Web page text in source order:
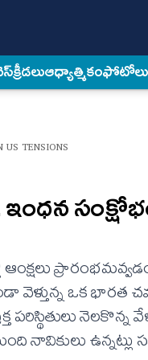
క్రీడలుఆధ్యాత్మికంఫోటోలు
TENSIONS
వెళ్తున్న ఒక భారత
నావికులు